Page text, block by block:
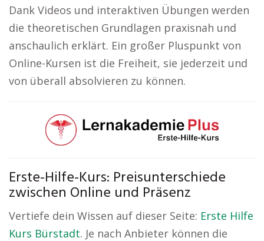
Dank Videos und interaktiven Übungen werden
die theoretischen Grundlagen praxisnah und
anschaulich erklärt. Ein großer Pluspunkt von
Online-Kursen ist die Freiheit, sie jederzeit und
von überall absolvieren zu können.
Erste-Hilfe-Kurs: Preisunterschiede
zwischen Online und Präsenz
Vertiefe dein Wissen auf dieser Seite: Erste Hilfe
Kurs Bürstadt. Je nach Anbieter können die